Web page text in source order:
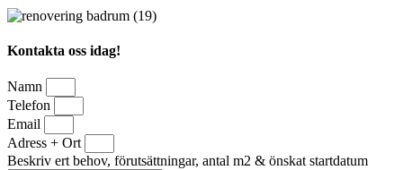
Kontakta oss idag!
Namn
Telefon
Email
Adress + Ort
Beskriv ert behov, förutsättningar, antal m2 & önskat startdatum